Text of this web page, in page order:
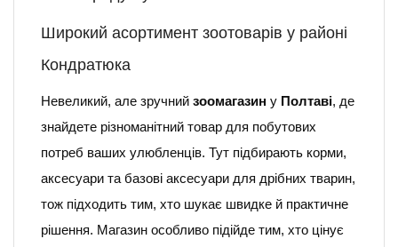
Широкий асортимент зоотоварів у районі
Кондратюка
Невеликий, але зручний зоомагазин у Полтаві, де
знайдете різноманітний товар для побутових
потреб ваших улюбленців. Тут підбирають корми,
аксесуари та базові аксесуари для дрібних тварин,
тож підходить тим, хто шукає швидке й практичне
рішення. Магазин особливо підійде тим, хто цінує